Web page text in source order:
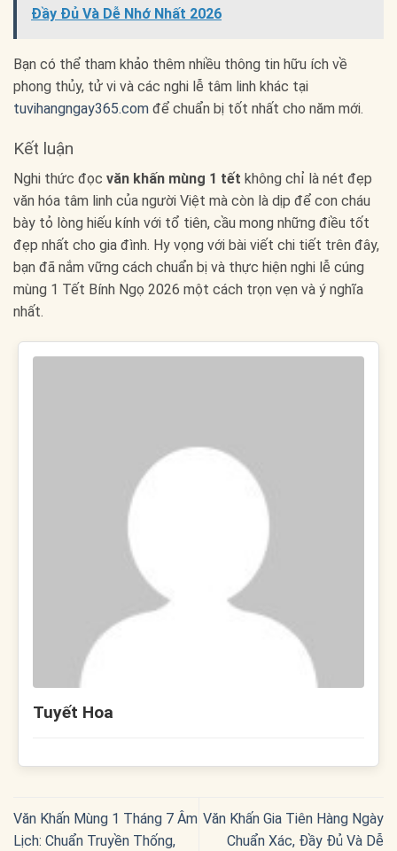
Đầy Đủ Và Dễ Nhớ Nhất 2026
Bạn có thể tham khảo thêm nhiều thông tin hữu ích về
phong thủy, tử vi và các nghi lễ tâm linh khác tại
tuvihangngay365.com để chuẩn bị tốt nhất cho năm mới.
Kết luận
Nghi thức đọc văn khấn mùng 1 tết không chỉ là nét đẹp
văn hóa tâm linh của người Việt mà còn là dịp để con cháu
bày tỏ lòng hiếu kính với tổ tiên, cầu mong những điều tốt
đẹp nhất cho gia đình. Hy vọng với bài viết chi tiết trên đây,
bạn đã nắm vững cách chuẩn bị và thực hiện nghi lễ cúng
mùng 1 Tết Bính Ngọ 2026 một cách trọn vẹn và ý nghĩa
nhất.
Tuyết Hoa
Văn Khấn Mùng 1 Tháng 7 Âm
Lịch: Chuẩn Truyền Thống,
Văn Khấn Gia Tiên Hàng Ngày
Chuẩn Xác, Đầy Đủ Và Dễ